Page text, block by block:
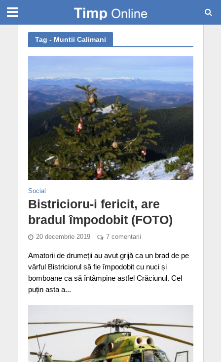
Tag - Muntii Calimani
Social
Bistricioru-i fericit, are
bradul împodobit (FOTO)
20 decembrie 2019 7 comentarii
Amatorii de drumeții au avut grijă ca un brad de pe
vârful Bistriciorul să fie împodobit cu nuci și
bomboane ca să întâmpine astfel Crăciunul. Cel
puțin asta a...